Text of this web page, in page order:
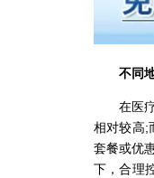
不同地
在医疗
相对较高;
套餐或优
下，合理